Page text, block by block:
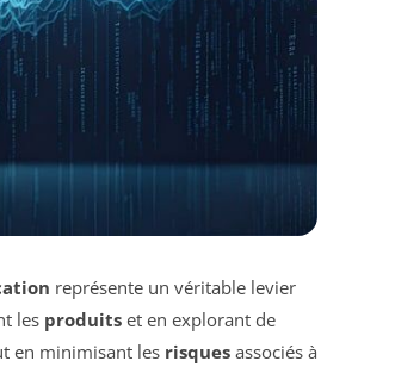
représente un véritable levier
les produits et en explorant de
en minimisant les risques associés à